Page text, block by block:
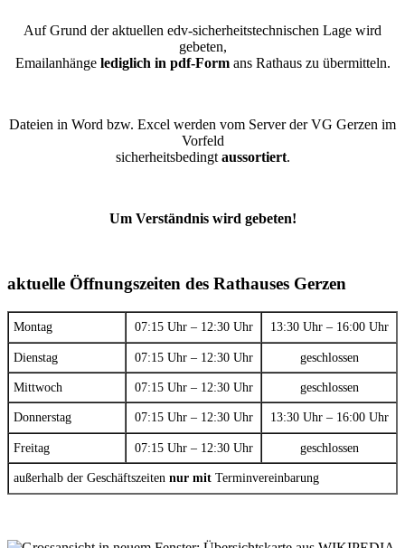
Auf Grund der aktuellen edv-sicherheitstechnischen Lage wird
gebeten,
Emailanhänge lediglich in pdf-Formans Rathaus zu übermitteln.
Dateien in Word bzw. Excel werden vom Server der VG Gerzen im
Vorfeld
sicherheitsbedingt aussortiert.
Um Verständnis wird gebeten!
aktuelle Öffnungszeiten des Rathauses Gerzen
Montag 07:15 Uhr – 12:30 Uhr 13:30 Uhr – 16:00 Uhr
Dienstag 07:15 Uhr – 12:30 Uhr geschlossen
Mittwoch 07:15 Uhr – 12:30 Uhr geschlossen
Donnerstag 07:15 Uhr – 12:30 Uhr 13:30 Uhr – 16:00 Uhr
Freitag 07:15 Uhr – 12:30 Uhr geschlossen
außerhalb der Geschäftszeiten nur mit Terminvereinbarung